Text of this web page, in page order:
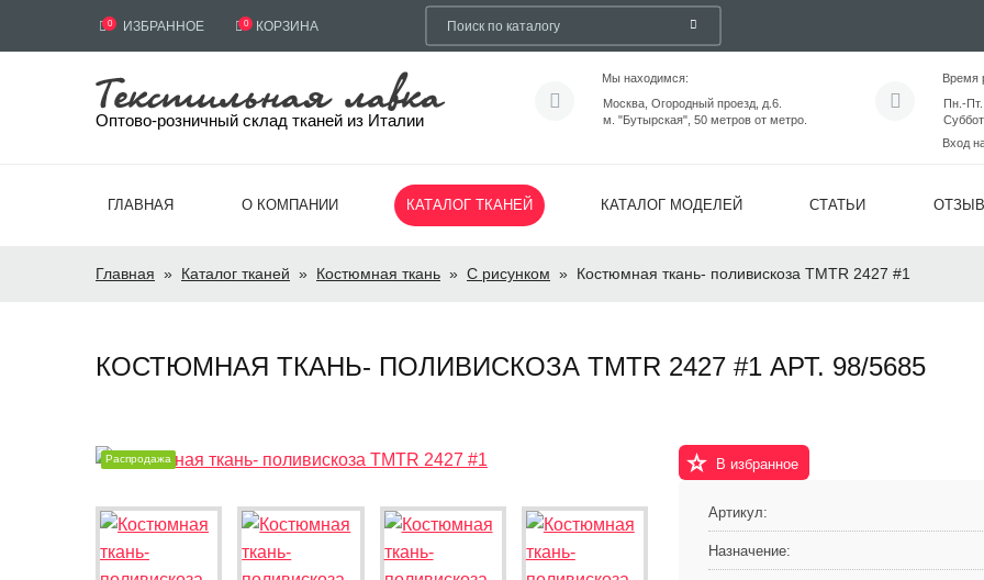
0 ИЗБРАННОЕ 0 КОРЗИНА
Оптово-розничный склад тканей из Италии
Мы находимся:
Москва, Огородный проезд, д.6.
м. "Бутырская", 50 метров от метро.
Время
Пн.-
Вход
ГЛАВНАЯ О КОМПАНИИ КАТАЛОГ ТКАНЕЙ КАТАЛОГ МОДЕЛЕЙ СТАТЬИ
Главная » Каталог тканей » Костюмная ткань » С рисунком » Костюмная ткань- поливискоза TMTR 2427 #1
КОСТЮМНАЯ ТКАНЬ- ПОЛИВИСКОЗА TMTR 2427 #1 АРТ. 98/5685
Распродажа В избранное
Артикул:
Назначение: